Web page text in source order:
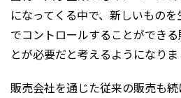
になってくる中で、新しいもの
でコントロールすることができ
とが必要だと考えるようになりま
販売会社を通じた従来の販売も